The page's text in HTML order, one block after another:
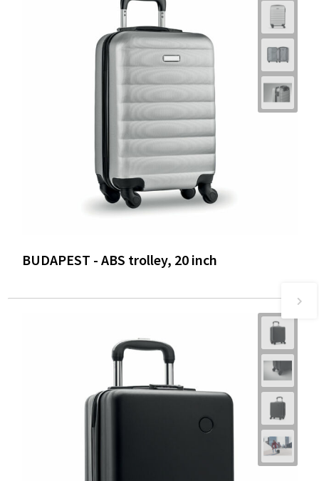
BUDAPEST - ABS trolley, 20 inch